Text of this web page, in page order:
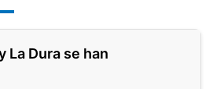
La Dura se han